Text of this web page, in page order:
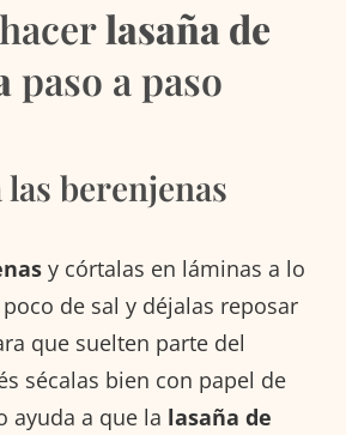
lasaña de
paso a paso
berenjenas
y córtalas en láminas a lo
de sal y déjalas reposar
que suelten parte del
sécalas bien con papel de
ayuda a que la lasaña de